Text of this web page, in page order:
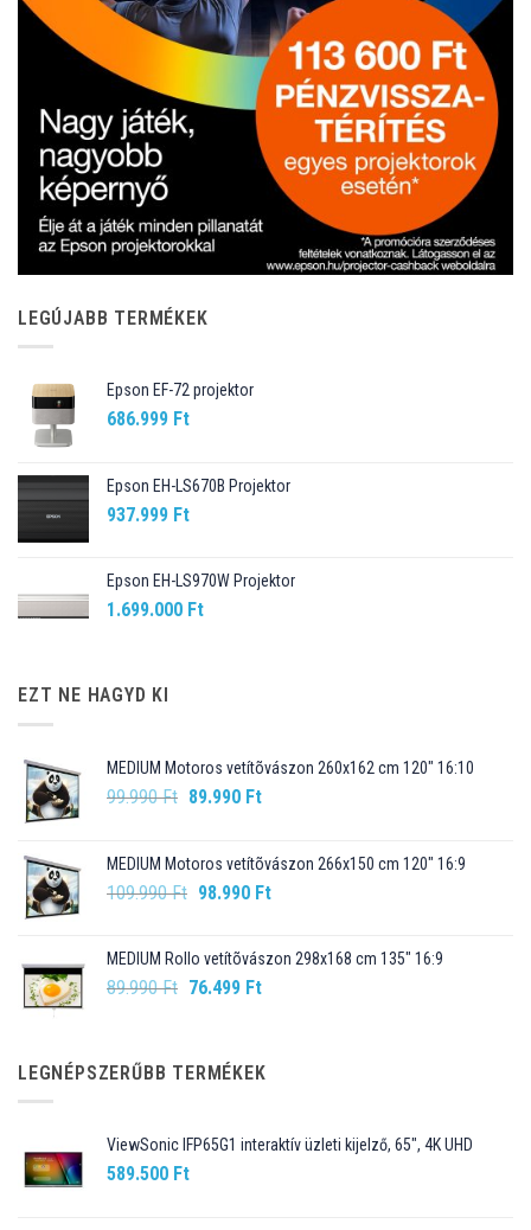
LEGÚJABB TERMÉKEK
Epson EF-72 projektor
686.999 Ft
Epson EH-LS670B Projektor
937.999 Ft
Epson EH-LS970W Projektor
1.699.000 Ft
EZT NE HAGYD KI
MEDIUM Motoros vetítõvászon 260x162 cm 120" 16:10
99.990Ft Original
99.990 Ft.
89.990 FtCurrent
89.990 Ft.
MEDIUM Motoros vetítõvászon 266x150 cm 120" 16:9
109.990Ft Original
109.990 Ft.
98.990 FtCurrent
98.990 Ft.
MEDIUM Rollo vetítõvászon 298x168 cm 135" 16:9
89.990Ft Original
89.990 Ft.
76.499 FtCurrent
76.499 Ft.
LEGNÉPSZERŰBB TERMÉKEK
ViewSonic IFP65G1 interaktív üzleti kijelző, 65", 4K UHD
589.500 Ft